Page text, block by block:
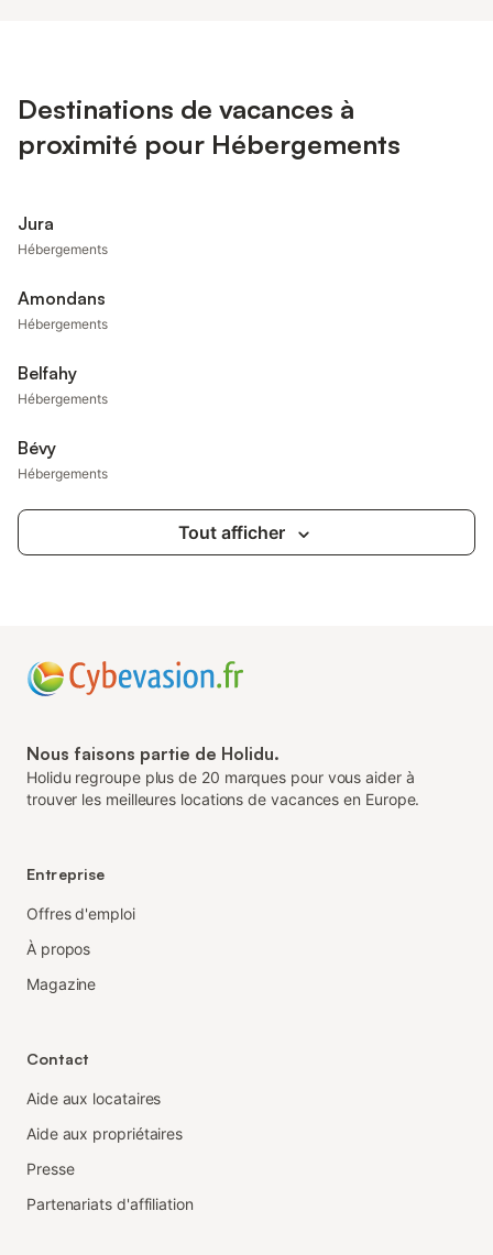
Destinations de vacances à
proximité pour Hébergements
Jura
Hébergements
Amondans
Hébergements
Belfahy
Hébergements
Bévy
Hébergements
Tout afficher
Nous faisons partie de Holidu.
Holidu regroupe plus de 20 marques pour vous aider à
trouver les meilleures locations de vacances en Europe.
Entreprise
Offres d'emploi
À propos
Magazine
Contact
Aide aux locataires
Aide aux propriétaires
Presse
Partenariats d'affiliation